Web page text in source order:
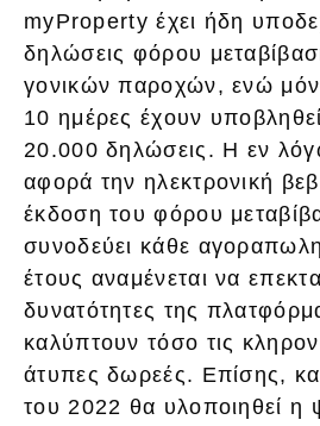
myProperty έχει ήδη
δηλώσεις φόρου
γονικών παροχών, ενώ μόνο
10 ημέρες έχουν
20.000 δηλώσεις. Η εν
αφορά την ηλεκτρονική
έκδοση του φόρου
συνοδεύει κάθε
έτους αναμένεται να
δυνατότητες της
καλύπτουν τόσο τις
άτυπες δωρεές. Επίσης,
του 2022 θα υλοποιηθεί η